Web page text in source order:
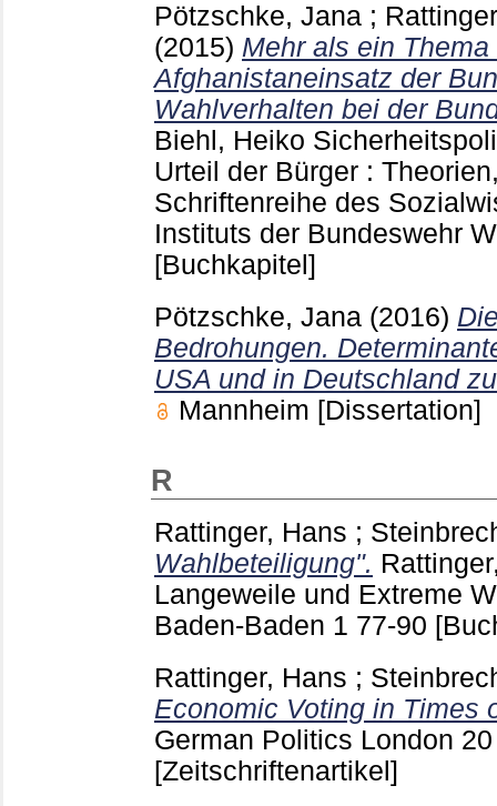
Pötzschke, Jana ;
(2015) Mehr als ein
Afghanistaneinsatz der
Wahlverhalten bei der
Biehl, Heiko
Urteil der Bürger :
Schriftenreihe des
Instituts der Bundeswehr
[Buchkapitel]
Pötzschke, Jana (2016)
Bedrohungen.
USA und in Deutschland
Mannheim [Dissertation]
R
Rattinger, Hans ;
Wahlbeteiligung".
Langeweile und Extreme
Baden-Baden 1 77-90
Rattinger, Hans ;
Economic Voting in Times
German Politics London
[Zeitschriftenartikel]